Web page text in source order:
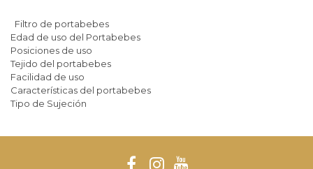
Filtro de portabebes
Edad de uso del Portabebes
Posiciones de uso
Tejido del portabebes
Facilidad de uso
Características del portabebes
Tipo de Sujeción